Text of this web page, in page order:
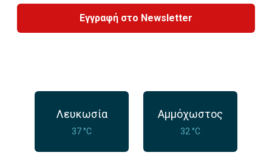
Εγγραφή στο Newsletter
Λευκωσία
37 °C
Αμμόχωστος
32 °C